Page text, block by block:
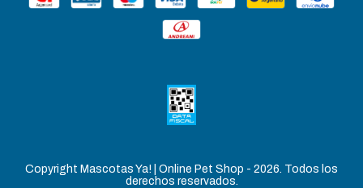
Copyright Mascotas Ya! | Online Pet Shop - 2026. Todos los
derechos reservados.